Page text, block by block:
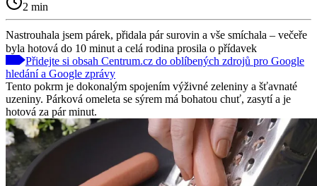
2 min
Nastrouhala jsem párek, přidala pár surovin a vše smíchala – večeře
byla hotová do 10 minut a celá rodina prosila o přídavek
Přidejte si obsah Centrum.cz do oblíbených zdrojů pro Google
hledání a Google zprávy
Tento pokrm je dokonalým spojením výživné zeleniny a šťavnaté
uzeniny. Párková omeleta se sýrem má bohatou chuť, zasytí a je
hotová za pár minut.